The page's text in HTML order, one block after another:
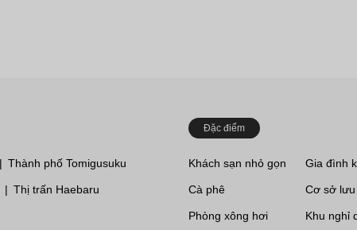
Thành phố Tomigusuku
Thị trấn Haebaru
Đặc điểm
Khách sạn nhỏ gọn Gia đình
Cà phê Cơ sở lưu
Phòng xông hơi Khu nghỉ